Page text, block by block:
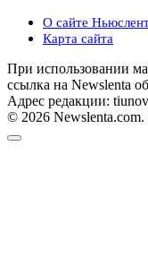
О сайте
Карта сайта
При использовании
ссылка на Newslenta
Адрес редакции:
© 2026